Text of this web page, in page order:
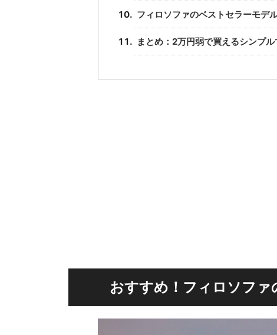
フィロソファのベストセラーモデ
まとめ：2万円弱で買えるシンプ
おすすめ！フィロソフ